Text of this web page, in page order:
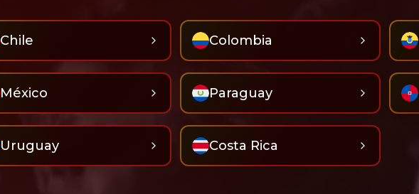
Chile Colombia
México Paraguay
Uruguay Costa Rica